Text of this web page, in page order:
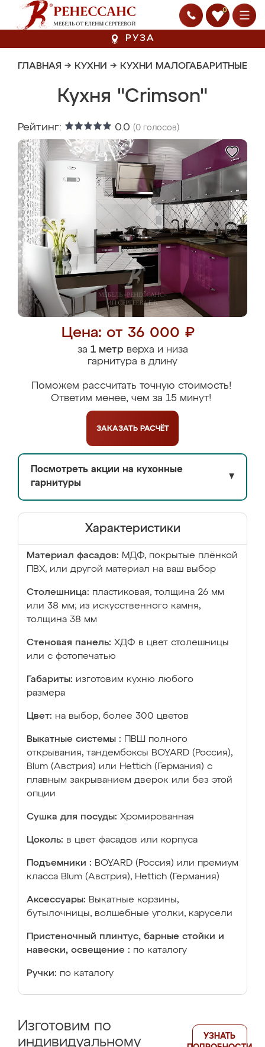
0
РУЗА
ГЛАВНАЯ → КУХНИ → КУХНИ МАЛОГАБАРИТНЫЕ
Кухня "Crimson"
Рейтинг: 0.0 (0 голосов)
Цена: от 36 000 ₽
за 1 метрверха и низа
гарнитура в длину
Поможем рассчитать точную стоимость!
Ответим менее, чем за 15 минут!
ЗАКАЗАТЬ РАСЧЁТ
Посмотреть акции на кухонные
гарнитуры
▼
Характеристики
Материал фасадов: МДФ, покрытые плёнкой
ПВХ, или другой материал на ваш выбор
Столешница: пластиковая, толщина 26 мм
или 38 мм; из искусственного камня,
толщина 38 мм
Стеновая панель: ХДФ в цвет столешницы
или с фотопечатью
Габариты: изготовим кухню любого
размера
Цвет: на выбор, более 300 цветов
Выкатные системы :
ПВШ полного
открывания, тандембоксы BOYARD (Россия),
Blum (Австрия) или Hettich (Германия) с
плавным закрыванием дверок или без этой
опции
Сушка для посуды: Хромированная
Цоколь: в цвет фасадов или корпуса
Подъемники : BOYARD (Россия) или премиум
класса Blum (Австрия), Hettich (Германия)
Аксессуары: Выкатные корзины,
бутылочницы, волшебные уголки, карусели
Пристеночный плинтус, барные стойки и
навески, освещение : по каталогу
Ручки: по каталогу
Изготовим по
индивидуальному
УЗНАТЬ